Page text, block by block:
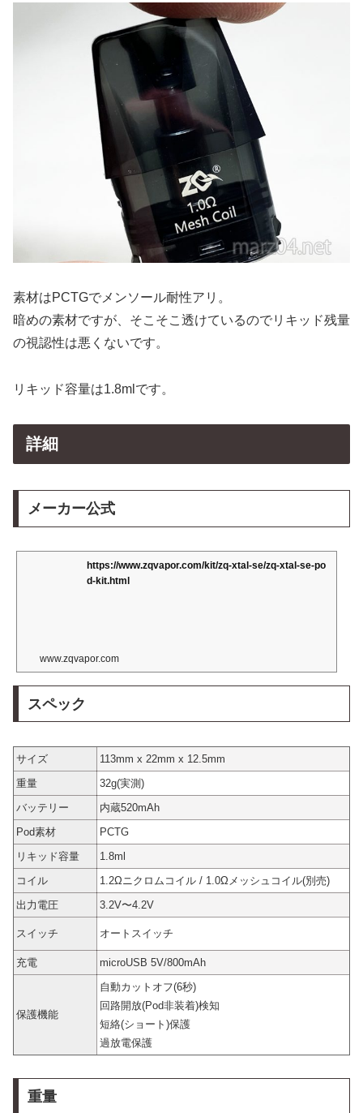
素材はPCTGでメンソール耐性アリ。
暗めの素材ですが、そこそこ透けているのでリキッド残量
の視認性は悪くないです。
リキッド容量は1.8mlです。
詳細
メーカー公式
https://www.zqvapor.com/kit/zq-xtal-se/zq-xtal-se-po
d-kit.html
www.zqvapor.com
スペック
サイズ
113mm x 22mm x 12.5mm
重量
32g(実測)
バッテリー
内蔵520mAh
Pod素材
PCTG
リキッド容量
1.8ml
コイル
1.2Ωニクロムコイル / 1.0Ωメッシュコイル(別売)
出力電圧
3.2V〜4.2V
スイッチ オートスイッチ
充電 microUSB 5V/800mAh
保護機能
自動カットオフ(6秒)
回路開放(Pod非装着)検知
短絡(ショート)保護
過放電保護
重量